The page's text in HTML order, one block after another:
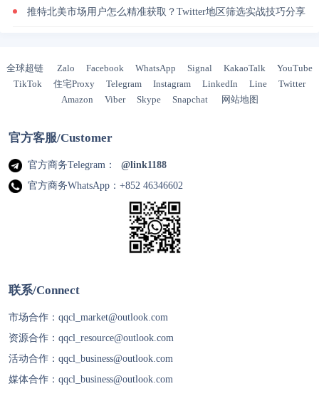
推特北美市场用户怎么精准获取？Twitter地区筛选实战技巧分享
全球超链 Zalo Facebook WhatsApp Signal KakaoTalk
YouTube
TikTok
住宅Proxy Telegram Instagram LinkedIn Line
Twitter
Amazon
Viber Skype Snapchat 网站地图
官方客服/Customer
官方商务Telegram：
@link1188
官方商务WhatsApp：+852 46346602
联系/Connect
市场合作： qqcl_market@outlook.com
资源合作： qqcl_resource@outlook.com
活动合作： qqcl_business@outlook.com
媒体合作： qqcl_business@outlook.com